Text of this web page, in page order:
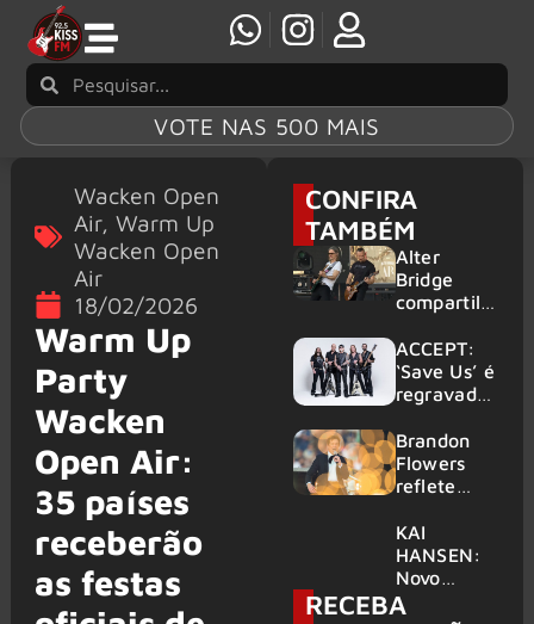
VOTE NAS 500 MAIS
Wacken Open
Air, Warm Up
Wacken Open
Air
18/02/2026
Warm Up
Party
Wacken
Open Air:
35 países
receberão
as festas
CONFIRA
TAMBÉM
Alter
Bridge
compartilh
vivo de
“Fortress”
gravada
am Ring
2026
ACCEPT:
‘Save Us’ é
regravada
membros
do GHOST
e KORN
Brandon
Flowers
reflete
futuro e
levanta
possibilida
de de
KAI
HANSEN:
Novo
single
RECEBA